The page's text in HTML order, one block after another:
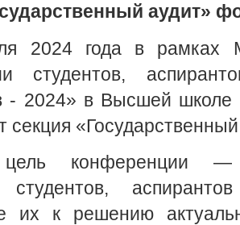
аудит»
2024 года в рамках
студентов,
- 2024» в Высшей школе
секция
конференции —
студентов,
их к решению